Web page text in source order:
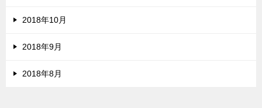
2018年10月
2018年9月
2018年8月